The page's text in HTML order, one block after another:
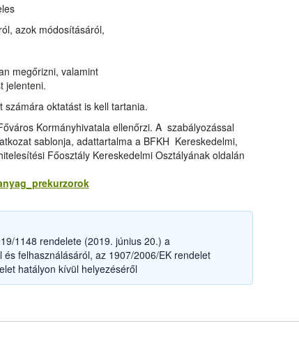
azok módosításáról,
megőrizni, valamint
jelenteni.
oktatást is kell tartania.
Kormányhivatala ellenőrzi. A szabályozással
sablonja, adattartalma a BFKH Kereskedelmi,
Főosztály Kereskedelmi Osztályának oldalán
1148 rendelete (2019. június 20.) a
felhasználásáról, az 1907/2006/EK rendelet
hatályon kívül helyezéséről